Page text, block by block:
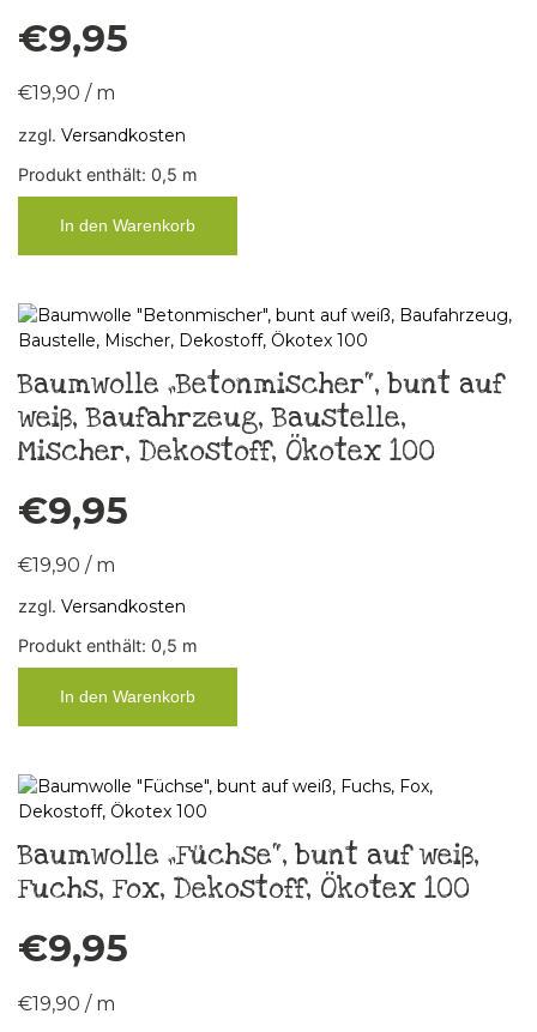
€9,95
€19,90 / m
zzgl. Versandkosten
Produkt enthält: 0,5 m
In den Warenkorb
Baumwolle „Betonmischer“, bunt auf
weiß, Baufahrzeug, Baustelle,
Mischer, Dekostoff, Ökotex 100
€9,95
€19,90 / m
zzgl. Versandkosten
Produkt enthält: 0,5 m
In den Warenkorb
Baumwolle „Füchse“, bunt auf weiß,
Fuchs, Fox, Dekostoff, Ökotex 100
€9,95
€19,90 / m